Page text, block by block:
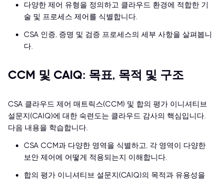
다양한 제어 유형을 정의하고 클라우드 환경에 적합한 기
술 및 프로세스 제어를 식별합니다.
CSA 인증, 증명 및 검증 프로세스의 세부 사항을 살펴봅니
다.
CCM 및 CAIQ: 목표, 목적 및 구조
CSA 클라우드 제어 매트릭스(CCM) 및 합의 평가 이니셔티브
설문지(CAIQ)에 대한 숙련도는 클라우드 감사의 핵심입니다.
다음 내용을 학습합니다.
CSA CCM과 다양한 영역을 식별하고, 각 영역이 다양한
보안 제어에 어떻게 적용되는지 이해합니다.
합의 평가 이니셔티브 설문지(CAIQ)의 목적과 유용성을